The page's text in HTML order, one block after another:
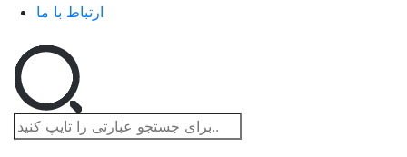
ارتباط با ما